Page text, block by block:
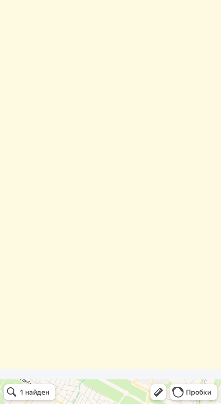
Олди Строй
Фасады и фасадные системы в Обнинске
Оргстекло, поликарбонат в Обнинске